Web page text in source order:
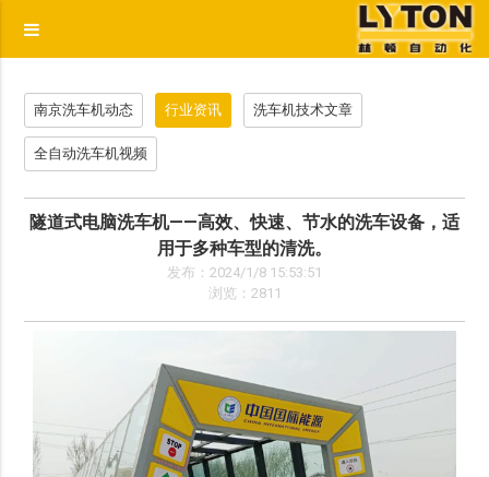
南京洗车机动态 行业资讯 洗车机技术文章
全自动洗车机视频
隧道式电脑洗车机——高效、快速、节水的洗车设备，适
用于多种车型的清洗。
发布：2024/1/8 15:53:51
浏览：2811